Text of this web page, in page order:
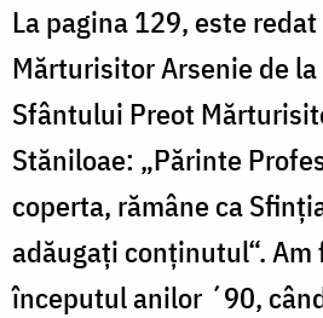
La pagina 129, este
Mărturisitor Arsenie de
Sfântului Preot
Stăniloae: „Părinte
coperta, rămâne ca
adăugați conținutul“.
începutul anilor ´90,